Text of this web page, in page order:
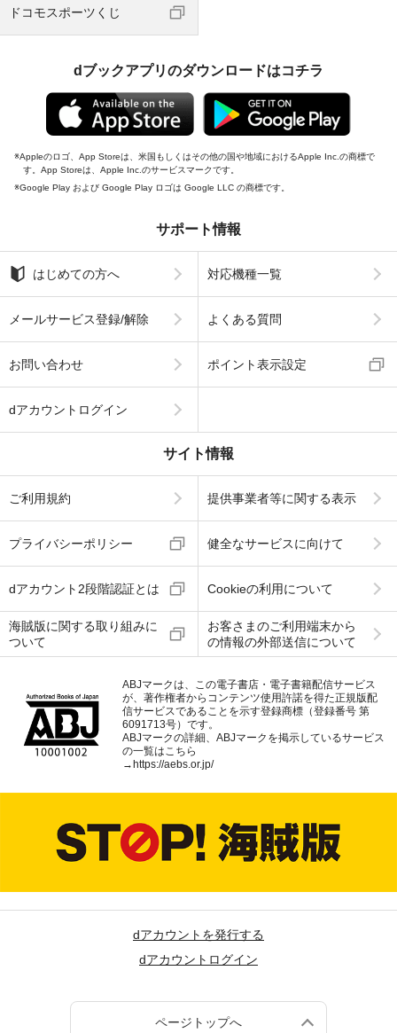
ドコモスポーツくじ
dブックアプリのダウンロードはコチラ
Appleのロゴ、App Storeは、米国もしくはその他の国や地域におけるApple Inc.の商標で
す。App Storeは、Apple Inc.のサービスマークです。
Google Play および Google Play ロゴは Google LLC の商標です。
サポート情報
はじめての方へ 対応機種一覧
メールサービス登録/解除 よくある質問
お問い合わせ ポイント表示設定
dアカウントログイン
サイト情報
ご利用規約 提供事業者等に関する表示
プライバシーポリシー 健全なサービスに向けて
dアカウント2段階認証とは Cookieの利用について
海賊版に関する取り組みに
ついて
お客さまのご利用端末から
の情報の外部送信について
ABJマークは、この電子書店・電子書籍配信サービス
が、著作権者からコンテンツ使用許諾を得た正規版配
信サービスであることを示す登録商標（登録番号 第
6091713号）です。
ABJマークの詳細、ABJマークを掲示しているサービス
の一覧はこちら
→ https://aebs.or.jp/
dアカウントを発行する
dアカウントログイン
ページトップへ